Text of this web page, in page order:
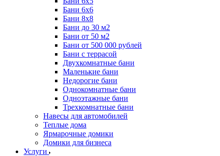
Бани 6х6
Бани 8x8
Бани до 30 м2
Бани от 50 м2
Бани от 500 000 рублей
Бани с террасой
Двухкомнатные бани
Маленькие бани
Недорогие бани
Однокомнатные бани
Одноэтажные бани
Трехкомнатные бани
Навесы для автомобилей
Теплые дома
Ярмарочные домики
Домики для бизнеса
Услуги